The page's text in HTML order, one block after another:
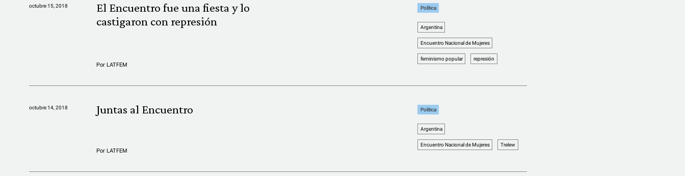
octubre 15, 2018
El Encuentro fue una fiesta y lo
castigaron con represión
Por LATFEM
Política
Argentina
Encuentro Nacional de Mujeres
feminismo popular represión
octubre 14, 2018 Juntas al Encuentro
Por LATFEM
Política
Argentina
Encuentro Nacional de Mujeres Trelew